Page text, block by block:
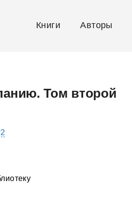
Книги Авторы
Том второй